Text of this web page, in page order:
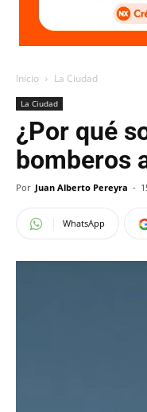
Inicio La Ciudad
La Ciudad
¿Por qué
bomberos
Por Juan Alberto Pereyra -
WhatsApp